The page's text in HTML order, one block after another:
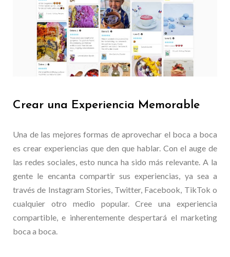
Crear una Experiencia Memorable
Una de las mejores formas de aprovechar el boca a boca
es crear experiencias que den que hablar. Con el auge de
las redes sociales, esto nunca ha sido más relevante. A la
gente le encanta compartir sus experiencias, ya sea a
través de Instagram Stories, Twitter, Facebook, TikTok o
cualquier otro medio popular. Cree una experiencia
compartible, e inherentemente despertará el marketing
boca a boca.